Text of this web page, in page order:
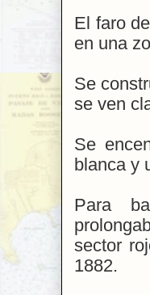
El faro
en una
Se
se ven
Se
blanca y
Para
sector
1882.